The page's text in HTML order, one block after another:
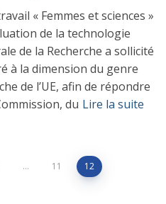
« Femmes et sciences »
de la technologie
de la Recherche a sollicité
à la dimension du genre
de l’UE, afin de répondre
du Lire la suite
… 11 12